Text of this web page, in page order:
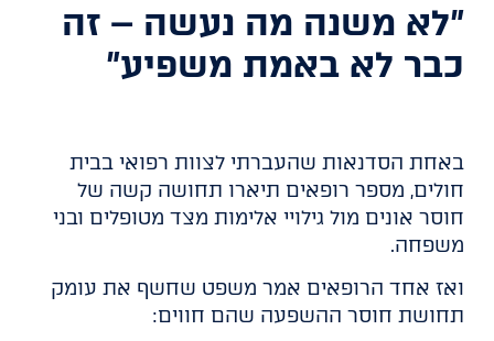
"לא משנה מה נעשה – זה
כבר לא באמת משפיע"
באחת הסדנאות שהעברתי לצוות רפואי בבית
חולים, מספר רופאים תיארו תחושה קשה של
חוסר אונים מול גילויי אלימות מצד מטופלים ובני
משפחה.
ואז אחד הרופאים אמר משפט שחשף את עומק
תחושת חוסר ההשפעה שהם חווים: